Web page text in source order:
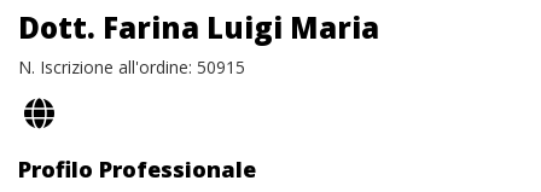
Dott. Farina Luigi Maria
N. Iscrizione all'ordine: 50915
Profilo Professionale